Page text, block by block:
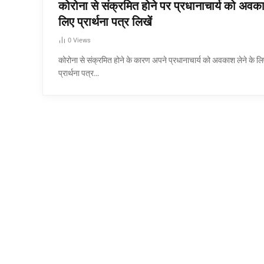
कोरोना से संक्रमित होने पर प्रधानाचार्य को
लिए प्रार्थना पत्र लिखें
0 Views
कोरोना से संक्रमित होने के कारण अपने प्रधानाचार्य को अवकाश लेने के
प्रार्थना पत्र…